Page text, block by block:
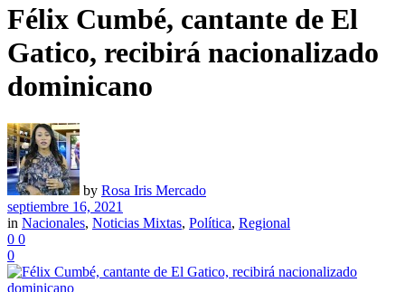
Félix Cumbé, cantante de El
Gatico, recibirá nacionalizado
dominicano
by Rosa Iris Mercado
septiembre 16, 2021
in Nacionales, Noticias Mixtas, Política, Regional
0 0
0